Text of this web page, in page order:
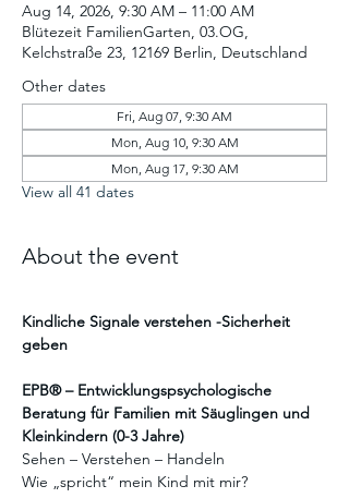
Aug 14, 2026, 9:30 AM – 11:00 AM
Blütezeit FamilienGarten, 03.OG,
Kelchstraße 23, 12169 Berlin, Deutschland
Other dates
Fri, Aug 07, 9:30 AM
Mon, Aug 10, 9:30 AM
Mon, Aug 17, 9:30 AM
View all 41 dates
About the event
Kindliche Signale verstehen -Sicherheit
geben
EPB® – Entwicklungspsychologische
Beratung für Familien mit Säuglingen und
Kleinkindern (0-3 Jahre)
Sehen – Verstehen – Handeln
Wie „spricht“ mein Kind mit mir?